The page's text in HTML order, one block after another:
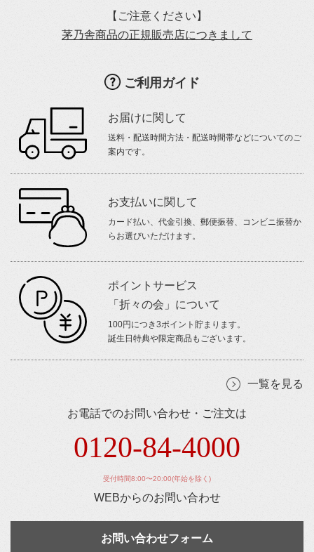
【ご注意ください】
茅乃舎商品の正規販売店につきまして
ご利用ガイド
お届けに関して
送料・配送時間方法・配送時間帯などについてのご
案内です。
お支払いに関して
カード払い、代金引換、郵便振替、コンビニ振替か
らお選びいただけます。
ポイントサービス
「折々の会」について
100円につき3ポイント貯まります。
誕生日特典や限定商品もございます。
一覧を見る
お電話でのお問い合わせ・ご注文は
0120-84-4000
受付時間8:00〜20:00(年始を除く)
WEBからのお問い合わせ
お問い合わせフォーム